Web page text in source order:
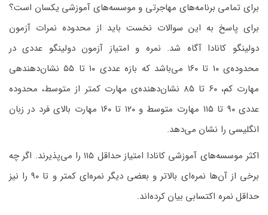
برای تمامی برنامه‌های مهاجرتی و موسسه‌های آموزشی یکسان است؟
برای پاسخ به این سوالات نخست باید از محدوده نمرات آزمون
دولینگو کانادا آگاه شد. نمره و امتیاز آزمون دولینگو عددی در
محدوده‌ی ۱۰ تا ۱۶۰ می‌باشد که بازه عددی ۱۰ تا ۵۵ نشان‌دهندهی
مهارت کم، ۶۰ تا ۸۵ نشان‌دهنده‌ی مهارت کمتر از متوسط، محدوده
عددی ۹۰ تا ۱۱۵ مهارت متوسط و ۱۲۰ تا ۱۶۰ مهارت بالای فرد در زبان
انگلیسی را نشان می‌دهد.
اکثر موسسه‌های آموزشی کانادا امتیاز حداقل ۱۱۵ را می‌پذیرند. اگر چه
برخی از آن‌ها نمره‌ای بالاتر و بعضی دیگر نمره‌ای کمتر و تا ۹۰ را نیز
حداقل نمره اکتسابی بیان کرده‌اند.